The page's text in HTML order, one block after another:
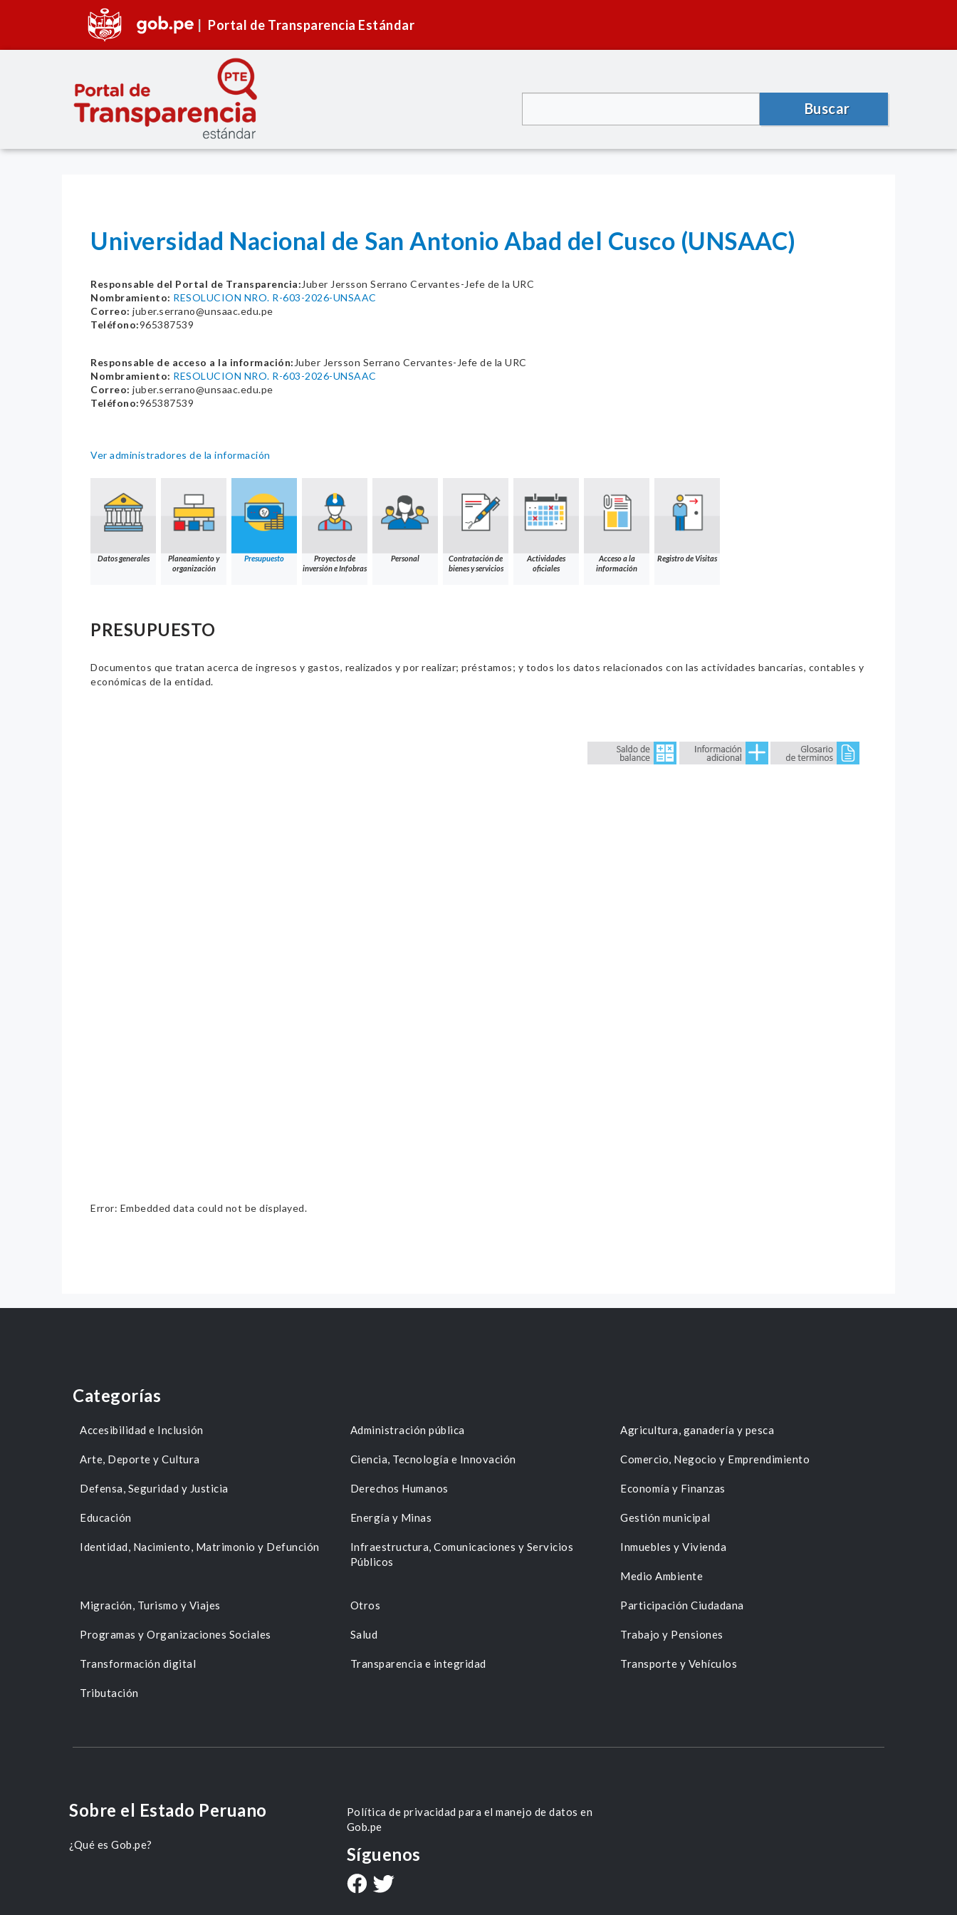
Portal de Transparencia Estándar
Buscar
Universidad Nacional de San Antonio Abad del Cusco (UNSAAC)
Responsable del Portal de Transparencia: Juber Jersson Serrano Cervantes-Jefe de la URC
Nombramiento: RESOLUCION NRO. R-603-2026-UNSAAC
Correo: juber.serrano@unsaac.edu.pe
Teléfono:965387539
Responsable de acceso a la información: Juber Jersson Serrano Cervantes-Jefe de la URC
Nombramiento: RESOLUCION NRO. R-603-2026-UNSAAC
Correo: juber.serrano@unsaac.edu.pe
Teléfono:965387539
Ver administradores de la información
Datos generales
Planeamiento y
organización
Presupuesto
Proyectos de
inversión e Infobras
Personal
Contratación de
bienes y servicios
Actividades
oficiales
Acceso a la
información
Registro de Visitas
PRESUPUESTO
Documentos que tratan acerca de ingresos y gastos, realizados y por realizar; préstamos; y todos los datos relacionados con las actividades bancarias, contables y
económicas de la entidad.
Error: Embedded data could not be displayed.
Categorías
Accesibilidad e Inclusión Administración pública Agricultura, ganadería y pesca
Arte, Deporte y Cultura Ciencia, Tecnología e Innovación Comercio, Negocio y Emprendimiento
Defensa, Seguridad y Justicia Derechos Humanos Economía y Finanzas
Educación Energía y Minas Gestión municipal
Identidad, Nacimiento, Matrimonio y Defunción
Infraestructura, Comunicaciones y Servicios
Públicos
Inmuebles y Vivienda
Medio Ambiente
Migración, Turismo y Viajes Otros Participación Ciudadana
Programas y Organizaciones Sociales Salud Trabajo y Pensiones
Transformación digital Transparencia e integridad Transporte y Vehículos
Tributación
Sobre el Estado Peruano
¿Qué es Gob.pe?
Política de privacidad para el manejo de datos en
Gob.pe
Síguenos